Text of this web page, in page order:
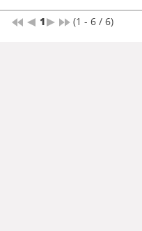
1 (1 - 6 / 6)